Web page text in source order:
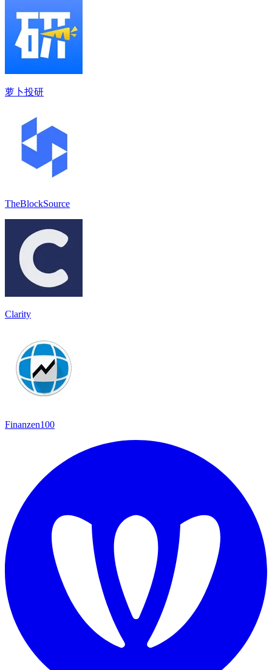
萝卜投研
TheBlockSource
Clarity
Finanzen100